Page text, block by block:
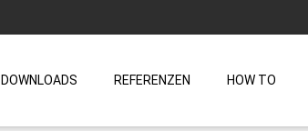
DOWNLOADS REFERENZEN HOW TO